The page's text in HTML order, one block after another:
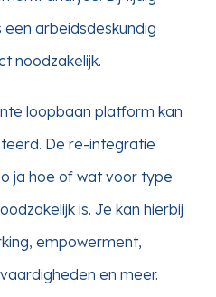
arbeidsdeskundig
noodzakelijk.
loopbaan platform kan
De re-integratie
ja hoe of wat voor type
is. Je kan hierbij
empowerment,
en meer.